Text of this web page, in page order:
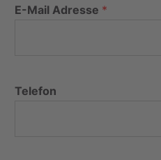
E-Mail Adresse *
Telefon